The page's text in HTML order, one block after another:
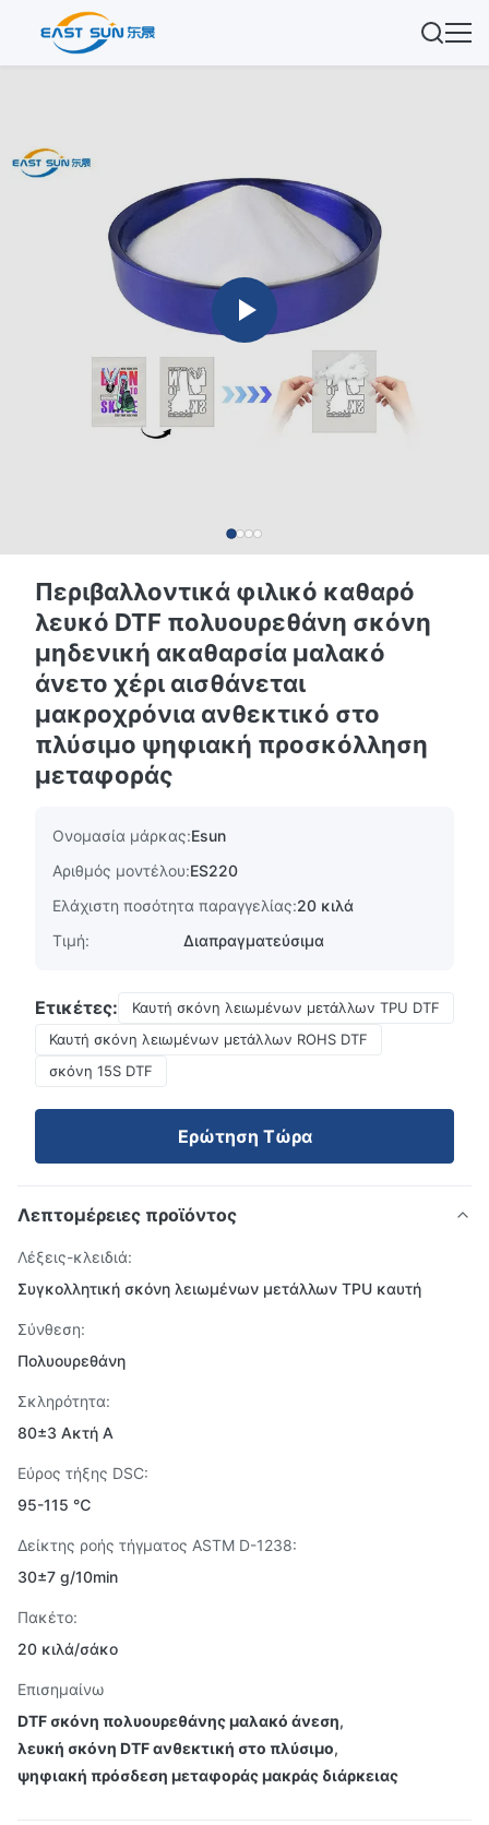
Περιβαλλοντικά φιλικό καθαρό
λευκό DTF πολυουρεθάνη σκόνη
μηδενική ακαθαρσία μαλακό
άνετο χέρι αισθάνεται
μακροχρόνια ανθεκτικό στο
πλύσιμο ψηφιακή προσκόλληση
μεταφοράς
Ονομασία μάρκας:Esun
Αριθμός μοντέλου:ES220
Ελάχιστη ποσότητα παραγγελίας:20 κιλά
Τιμή:
Διαπραγματεύσιμα
Ετικέτες:
Καυτή σκόνη λειωμένων μετάλλων TPU DTF
Καυτή σκόνη λειωμένων μετάλλων ROHS DTF
σκόνη 15S DTF
Ερώτηση Τώρα
Λεπτομέρειες προϊόντος
Λέξεις-κλειδιά:
Συγκολλητική σκόνη λειωμένων μετάλλων TPU καυτή
Σύνθεση:
Πολυουρεθάνη
Σκληρότητα:
80±3 Ακτή Α
Εύρος τήξης DSC:
95-115 ℃
Δείκτης ροής τήγματος ASTM D-1238:
30±7 g/10min
Πακέτο:
20 κιλά/σάκο
Επισημαίνω
DTF σκόνη πολυουρεθάνης μαλακό άνεση,
λευκή σκόνη DTF ανθεκτική στο πλύσιμο,
ψηφιακή πρόσδεση μεταφοράς μακράς διάρκειας